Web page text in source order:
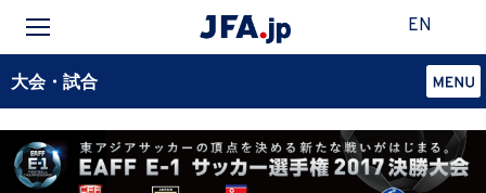
EN
大会・試合